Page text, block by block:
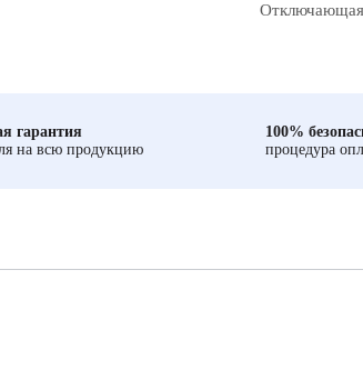
гарантия
на всю продукцию
100%
процедура